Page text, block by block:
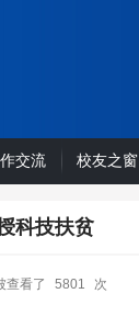
交流 校友之窗
科技扶贫
查看了 5801 次